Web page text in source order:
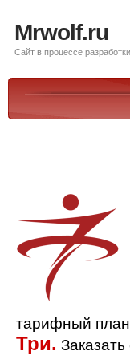
Mrwolf.ru
Сайт в процессе разработки
тарифный план
Три.